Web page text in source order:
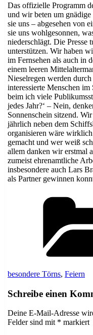
Das offizielle Programm
und wir beten um gnädige
sie uns – abgesehen von
sie uns wohlgesonnen,
niederschlägt. Die Presse
unterstützen. Wir haben
im Fernsehen als auch in
einem leeren
Nieselregen werden
interessierte Menschen im
beim ich viele
jedes Jahr?‘ – Nein,
Sonnenschein sitzend.
jährlich neben dem
organisieren wäre
gemacht und wer weiß
allem danken wir erstmal
zumeist ehrenamtliche
insbesondere auch Lars
als Partner gewinnen
besondere Törns, Feiern
Schreibe einen
Deine E-Mail-Adresse
Felder sind mit * markiert